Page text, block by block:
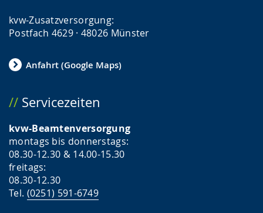
kvw-Zusatzversorgung:
Postfach 4629 · 48026 Münster
Anfahrt (Google Maps)
Servicezeiten
kvw-Beamtenversorgung
montags bis donnerstags:
08.30-12.30 & 14.00-15.30
freitags:
08.30-12.30
Tel. (0251) 591-6749